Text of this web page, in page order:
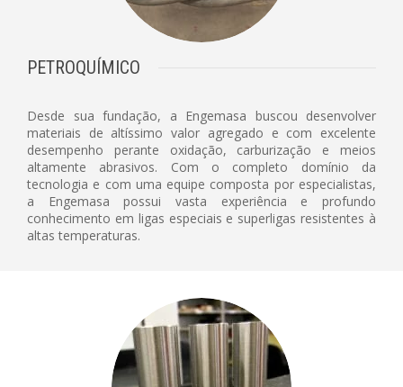
PETROQUÍMICO
Desde sua fundação, a Engemasa buscou desenvolver
materiais de altíssimo valor agregado e com excelente
desempenho perante oxidação, carburização e meios
altamente abrasivos. Com o completo domínio da
tecnologia e com uma equipe composta por especialistas,
a Engemasa possui vasta experiência e profundo
conhecimento em ligas especiais e superligas resistentes à
altas temperaturas.